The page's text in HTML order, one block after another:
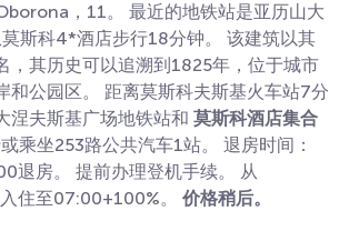
，11。 最近的地铁站是亚历山大
斯科4*酒店步行18分钟。 该建筑以其
，其历史可以追溯到1825年，位于城市
和公园区。 距离莫斯科夫斯基火车站7分
涅夫斯基广场地铁站和 莫斯科酒店集合
乘坐253路公共汽车1站。 退房时间：
退房。 提前办理登机手续。 从
住至07:00+100%。 价格稍后。